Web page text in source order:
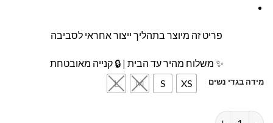
פריט זה מיוצר בתהליך ייצור אחראי לסביבה
✨ משלוח מהיר עד הבית | 🔒 קנייה מאובטחת
מידה בגדי נשים XS
S
M
L
כמות של טייץ קצר בייקר בהדפס לוגו כחול אימפוריו ארמני